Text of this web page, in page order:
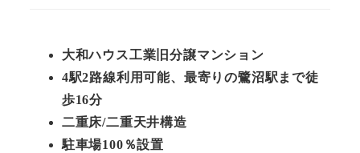
大和ハウス工業旧分譲マンション
4駅2路線利用可能、最寄りの鷺沼駅まで徒
歩16分
二重床/二重天井構造
駐車場100％設置